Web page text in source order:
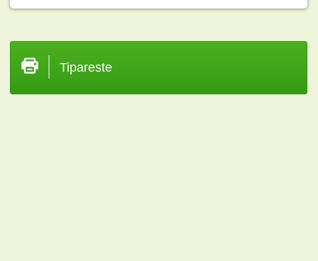
Tipareste